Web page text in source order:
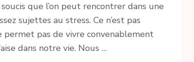
que l’on peut rencontrer dans une
sujettes au stress. Ce n’est pas
permet pas de vivre convenablement
dans notre vie. Nous …